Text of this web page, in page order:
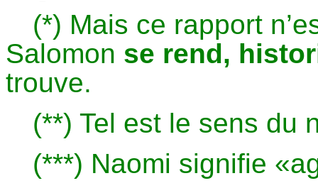
(*) Mais ce rapport
Salomon se rend,
trouve.
(**) Tel est le sens du
(***) Naomi signifie